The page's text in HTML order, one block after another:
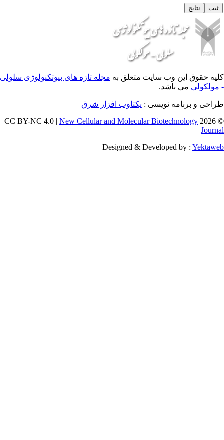
وب سایت متعلق بهمجله تازه های بیوتکنولوژی سلولی
نویسی :یکتاوب افزار شرق
New Cellular and Molecular
Designed &